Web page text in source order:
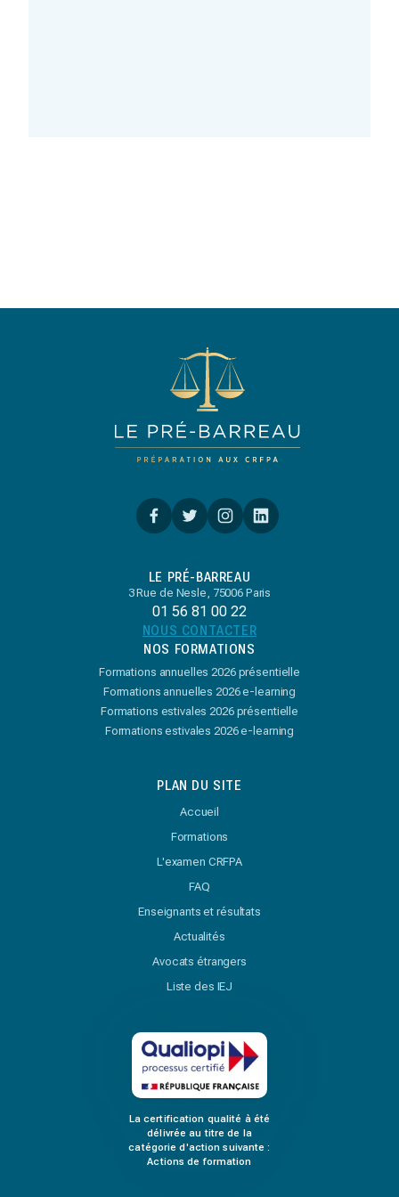
LE PRÉ-BARREAU
3 Rue de Nesle, 75006 Paris
01 56 81 00 22
NOUS CONTACTER
NOS FORMATIONS
Formations annuelles 2026 présentielle
Formations annuelles 2026 e-learning
Formations estivales 2026 présentielle
Formations estivales 2026 e-learning
PLAN DU SITE
Accueil
Formations
L'examen CRFPA
FAQ
Enseignants et résultats
Actualités
Avocats étrangers
Liste des IEJ
La certification qualité à été
délivrée au titre de la
catégorie d'action suivante :
Actions de formation